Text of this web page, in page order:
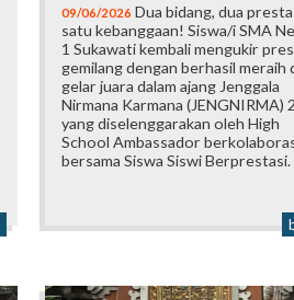
09/06/2026 Dua bidang, dua
satu kebanggaan! Siswa/i SMA
1 Sukawati kembali mengukir
gemilang dengan berhasil meraih
gelar juara dalam ajang Jenggala
Nirmana Karmana (JENGNIRMA)
yang diselenggarakan oleh High
School Ambassador
bersama Siswa Siswi Berprestasi.